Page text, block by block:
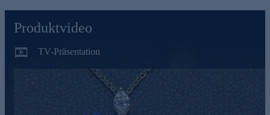
das Eleganz und Raffinesse perfekt vereint und Ihren
Produktvideo
TV-Präsentation